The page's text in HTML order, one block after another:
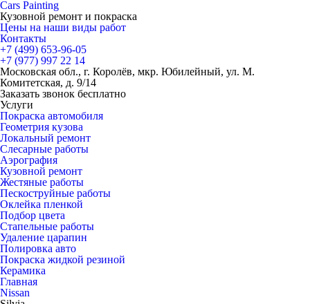
Cars Painting
Кузовной ремонт и покраска
Цены на наши виды работ
Контакты
+7 (499) 653-96-05
+7 (977) 997 22 14
Московская обл., г. Королёв, мкр. Юбилейный, ул. М.
Комитетская, д. 9/14
Заказать звонок бесплатно
Услуги
Покраска автомобиля
Геометрия кузова
Локальный ремонт
Слесарные работы
Аэрография
Кузовной ремонт
Жестяные работы
Пескоструйные работы
Оклейка пленкой
Подбор цвета
Стапельные работы
Удаление царапин
Полировка авто
Покраска жидкой резиной
Керамика
Главная
Nissan